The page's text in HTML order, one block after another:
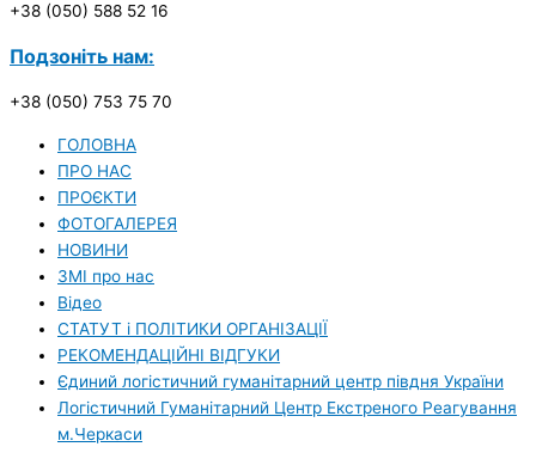
+38 (050) 588 52 16
Подзоніть нам:
+38 (050) 753 75 70
ГОЛОВНА
ПРО НАС
ПРОЄКТИ
ФОТОГАЛЕРЕЯ
НОВИНИ
ЗМI про нас
Вiдео
СТАТУТ і ПОЛІТИКИ ОРГАНІЗАЦІЇ
РЕКОМЕНДАЦІЙНІ ВІДГУКИ
Єдиний логістичний гуманітарний центр півдня України
Логістичний Гуманітарний Центр Екстреного Реагування
м.Черкаси